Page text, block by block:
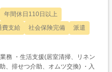
年間休日110日以上
費支給 社会保険完備
派遣
ネン
、排せつ介助、オムツ交換) ・入